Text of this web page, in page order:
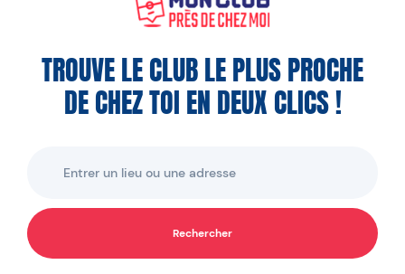
TROUVE LE CLUB LE PLUS PROCHE
DE CHEZ TOI EN DEUX CLICS !
Rechercher